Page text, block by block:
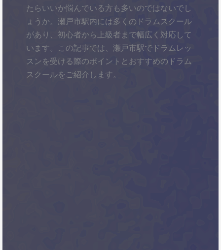
たらいいか悩んでいる方も多いのではないでし
ょうか。瀬戸市駅内には多くのドラムスクール
があり、初心者から上級者まで幅広く対応して
います。この記事では、瀬戸市駅でドラムレッ
スンを受ける際のポイントとおすすめのドラム
スクールをご紹介します。